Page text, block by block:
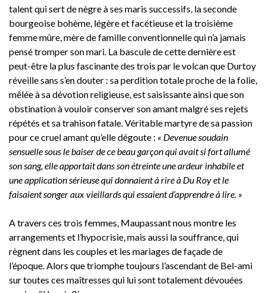
talent qui sert de nègre à ses maris successifs, la seconde
bourgeoise bohème, légère et facétieuse et la troisième
femme mûre, mère de famille conventionnelle qui n’a jamais
pensé tromper son mari. La bascule de cette dernière est
peut-être la plus fascinante des trois par le volcan que Durtoy
réveille sans s’en douter : sa perdition totale proche de la folie,
mêlée à sa dévotion religieuse, est saisissante ainsi que son
obstination à vouloir conserver son amant malgré ses rejets
répétés et sa trahison fatale. Véritable martyre de sa passion
pour ce cruel amant qu’elle dégoute : « Devenue soudain
sensuelle sous le baiser de ce beau garçon qui avait si fort allumé
son sang, elle apportait dans son étreinte une ardeur inhabile et
une application sérieuse qui donnaient à rire à Du Roy et le
faisaient songer aux vieillards qui essaient d’apprendre à lire. »
A travers ces trois femmes, Maupassant nous montre les
arrangements et l’hypocrisie, mais aussi la souffrance, qui
règnent dans les couples et les mariages de façade de
l’époque. Alors que triomphe toujours l’ascendant de Bel-ami
sur toutes ces maîtresses qui lui sont totalement dévouées